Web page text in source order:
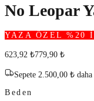
No Leopar
YAZA ÖZEL %20
623,92 ₺779,90 ₺
Sepete 2.500,00 ₺
Beden